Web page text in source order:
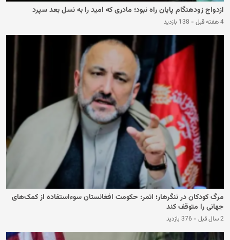
ازدواج زودهنگام پایان راه نبود؛ مادری که امید را به نسل بعد سپرد
4 هفته قبل - 138 بازدید
مرگ کودکان در ننگرهار؛ اتمر: حکومت افغانستان سوءاستفاده از کمک‌های
جهانی را متوقف کند
2 سال قبل - 376 بازدید